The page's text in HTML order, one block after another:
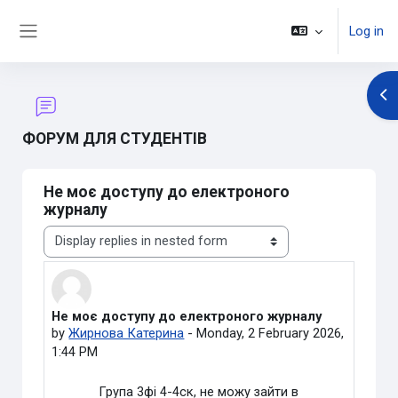
Log in
ФОРУМ ДЛЯ СТУДЕНТІВ
Не моє доступу до електроного
журналу
Display mode
Не моє доступу до електроного журналу
byЖирнова Катерина -Monday, 2 February 2026,
1:44 PM
Number of replies: 1
Група 3фі 4-4ск, не можу зайти в